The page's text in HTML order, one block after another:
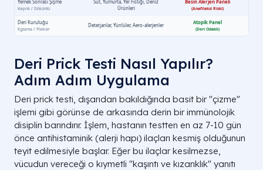
Deri Prick Testi Nasıl Yapılır?
Adım Adım Uygulama
Deri prick testi, dışarıdan bakıldığında basit bir "çizme"
işlemi gibi görünse de arkasında derin bir immünolojik
disiplin barındırır. İşlem, hastanın testten en az 7-10 gün
önce antihistaminik (alerji hapı) ilaçları kesmiş olduğunun
teyit edilmesiyle başlar. Eğer bu ilaçlar kesilmezse,
vücudun vereceği o kıymetli "kaşıntı ve kızarıklık" yanıtı